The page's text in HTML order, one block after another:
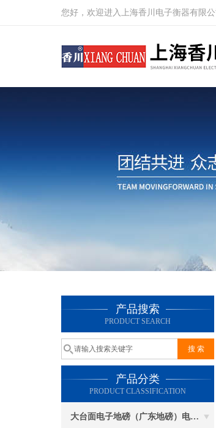
您好，欢迎进入上海香川电子衡器有限公
产品搜索
PRODUCT SEARCH
产品分类
PRODUCT CLASSIFICATION
大台面电子地磅（广东地磅）电子汽车衡